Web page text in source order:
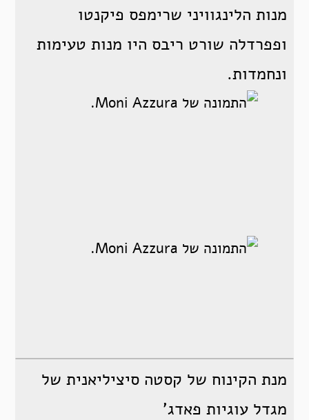
מנות הלינגוויני שרימפס פיקנטו
ופפרדלה שורט ריבס היו מנות טעימות
ונחמדות.
מנת הקינוח של קסטה סיציליאנית של
מגדל עוגיות פאדג'